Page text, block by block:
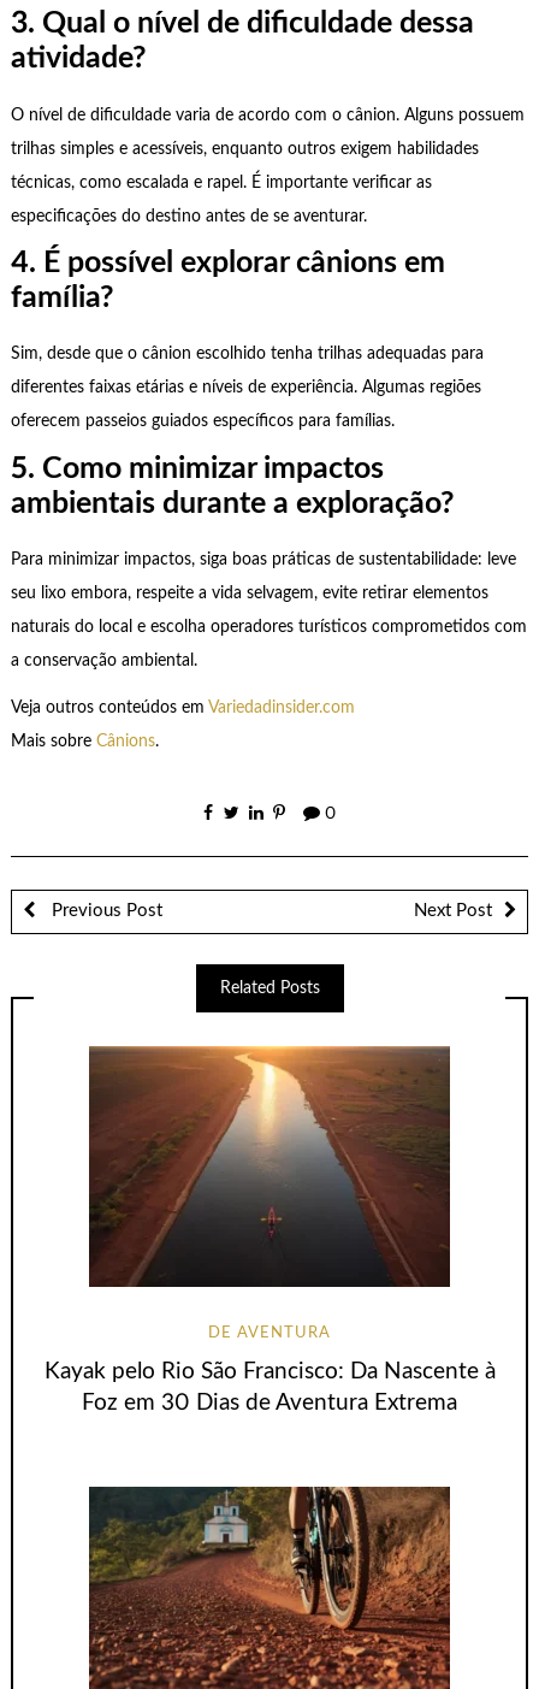
3. Qual o nível de dificuldade dessa
atividade?
O nível de dificuldade varia de acordo com o cânion. Alguns possuem
trilhas simples e acessíveis, enquanto outros exigem habilidades
técnicas, como escalada e rapel. É importante verificar as
especificações do destino antes de se aventurar.
4. É possível explorar cânions em
família?
Sim, desde que o cânion escolhido tenha trilhas adequadas para
diferentes faixas etárias e níveis de experiência. Algumas regiões
oferecem passeios guiados específicos para famílias.
5. Como minimizar impactos
ambientais durante a exploração?
Para minimizar impactos, siga boas práticas de sustentabilidade: leve
seu lixo embora, respeite a vida selvagem, evite retirar elementos
naturais do local e escolha operadores turísticos comprometidos com
a conservação ambiental.
Veja outros conteúdos em Variedadinsider.com
Mais sobre Cânions.
0
Previous Post Next Post
Related Posts
DE AVENTURA
Kayak pelo Rio São Francisco: Da Nascente à
Foz em 30 Dias de Aventura Extrema